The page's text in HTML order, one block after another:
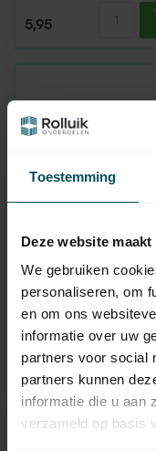
Toestemming
Deze website
We gebruiken
personaliseren, om
en om ons
informatie over uw
partners voor social
partners kunnen
informatie die u aan
verzameld op basis
5,95
Adaptieset Ø 63
met doekgleuf -
mm serie
Op voorraad